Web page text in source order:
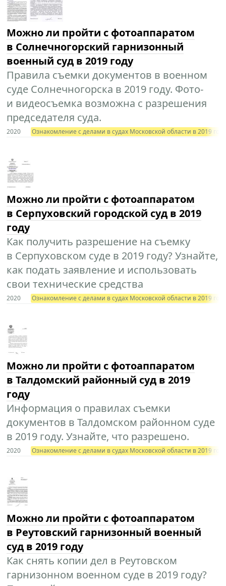
Можно ли пройти с фотоаппаратом
в Солнечногорский гарнизонный
военный суд в 2019 году
Правила съемки документов в военном
суде Солнечногорска в 2019 году. Фото-
и видеосъемка возможна с разрешения
председателя суда.
2020 Ознакомление с делами в судах Московской области в 2019 году
Можно ли пройти с фотоаппаратом
в Серпуховский городской суд в 2019
году
Как получить разрешение на съемку
в Серпуховском суде в 2019 году? Узнайте,
как подать заявление и использовать
свои технические средства
2020 Ознакомление с делами в судах Московской области в 2019 году
Можно ли пройти с фотоаппаратом
в Талдомский районный суд в 2019
году
Информация о правилах съемки
документов в Талдомском районном суде
в 2019 году. Узнайте, что разрешено.
2020 Ознакомление с делами в судах Московской области в 2019 году
Можно ли пройти с фотоаппаратом
в Реутовский гарнизонный военный
суд в 2019 году
Как снять копии дел в Реутовском
гарнизонном военном суде в 2019 году?